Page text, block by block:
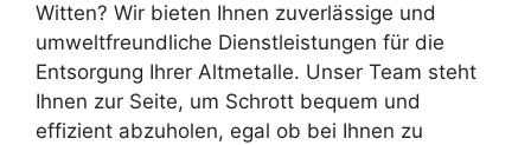
Witten? Wir bieten Ihnen zuverlässige und
umweltfreundliche Dienstleistungen für die
Entsorgung Ihrer Altmetalle. Unser Team steht
Ihnen zur Seite, um Schrott bequem und
effizient abzuholen, egal ob bei Ihnen zu